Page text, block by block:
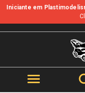
Iniciante em